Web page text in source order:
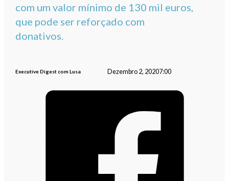
com um valor mínimo de 130 mil euros,
que pode ser reforçado com
donativos.
Executive Digest com Lusa Dezembro 2, 20207:00